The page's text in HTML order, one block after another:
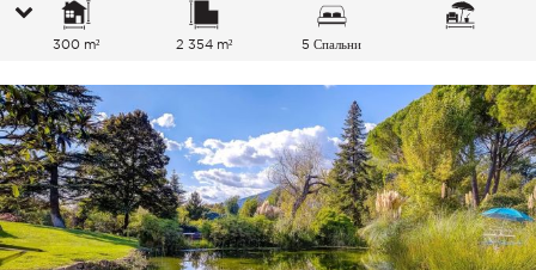
300 m² 2 354 m² 5 Спальни